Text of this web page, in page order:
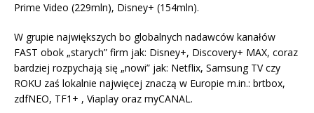
Prime Video (229mln), Disney+ (154mln).
W grupie największych bo globalnych nadawców kanałów
FAST obok „starych” firm jak: Disney+, Discovery+ MAX, coraz
bardziej rozpychają się „nowi” jak: Netflix, Samsung TV czy
ROKU zaś lokalnie najwięcej znaczą w Europie m.in.: brtbox,
zdfNEO, TF1+ , Viaplay oraz myCANAL.